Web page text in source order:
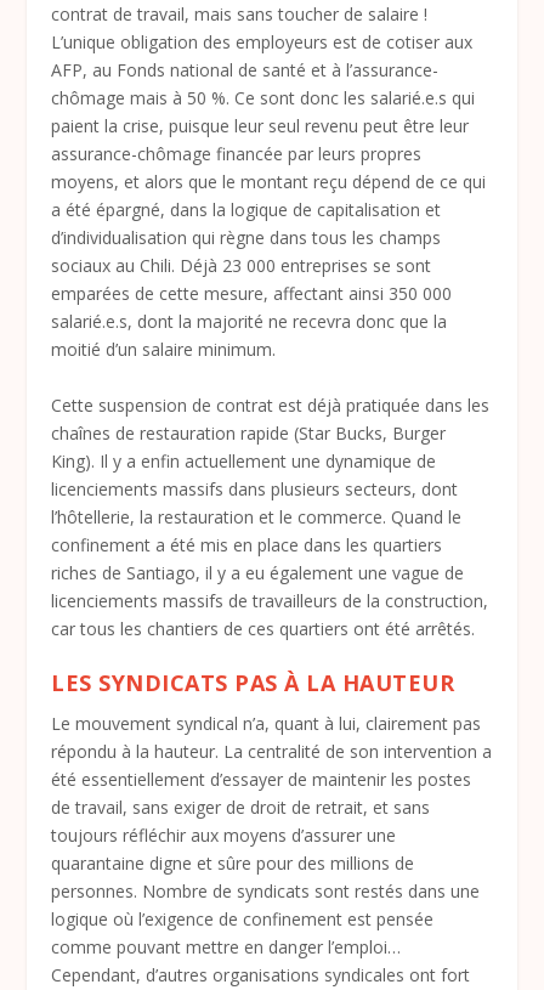
contrat de travail, mais sans toucher de salaire !
L’unique obligation des employeurs est de cotiser aux
AFP, au Fonds national de santé et à l’assurance-
chômage mais à 50 %. Ce sont donc les salarié.e.s qui
paient la crise, puisque leur seul revenu peut être leur
assurance-chômage financée par leurs propres
moyens, et alors que le montant reçu dépend de ce qui
a été épargné, dans la logique de capitalisation et
d’individualisation qui règne dans tous les champs
sociaux au Chili. Déjà 23 000 entreprises se sont
emparées de cette mesure, affectant ainsi 350 000
salarié.e.s, dont la majorité ne recevra donc que la
moitié d’un salaire minimum.
Cette suspension de contrat est déjà pratiquée dans les
chaînes de restauration rapide (Star Bucks, Burger
King). Il y a enfin actuellement une dynamique de
licenciements massifs dans plusieurs secteurs, dont
l’hôtellerie, la restauration et le commerce. Quand le
confinement a été mis en place dans les quartiers
riches de Santiago, il y a eu également une vague de
licenciements massifs de travailleurs de la construction,
car tous les chantiers de ces quartiers ont été arrêtés.
LES SYNDICATS PAS À LA HAUTEUR
Le mouvement syndical n’a, quant à lui, clairement pas
répondu à la hauteur. La centralité de son intervention a
été essentiellement d’essayer de maintenir les postes
de travail, sans exiger de droit de retrait, et sans
toujours réfléchir aux moyens d’assurer une
quarantaine digne et sûre pour des millions de
personnes. Nombre de syndicats sont restés dans une
logique où l’exigence de confinement est pensée
comme pouvant mettre en danger l’emploi…
Cependant, d’autres organisations syndicales ont fort